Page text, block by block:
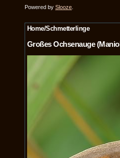
Powered by Slooze
Home/Schmetterlinge
Großes Ochsenauge